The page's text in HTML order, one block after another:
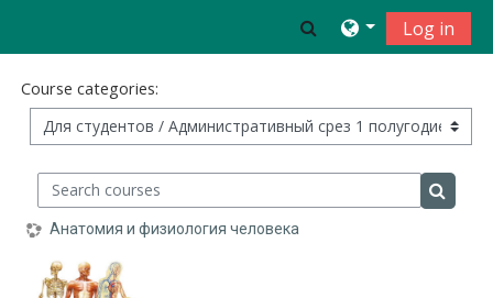
Toggle search
Log in
Course categories:
Search courses
Search
Анатомия и физиология человека